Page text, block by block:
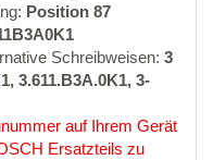
Position 87
Schreibweisen: 3
3.611.B3A.0K1, 3-
auf Ihrem Gerät
Ersatzteils zu